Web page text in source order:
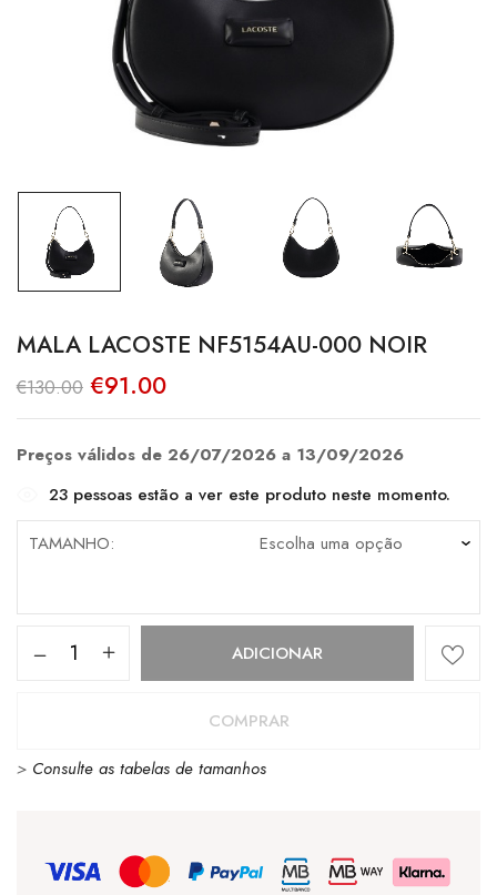
MALA LACOSTE NF5154AU-000 NOIR
€130.00 O
preço
original
€130.00.
€91.00O
atual
€91.00.
Preços válidos de 26/07/2026 a 13/09/2026
23 pessoas estão a ver este produto neste momento.
TAMANHO
Quantidade
NF5154AU-
ADICIONAR
COMPRAR
> Consulte as tabelas de tamanhos